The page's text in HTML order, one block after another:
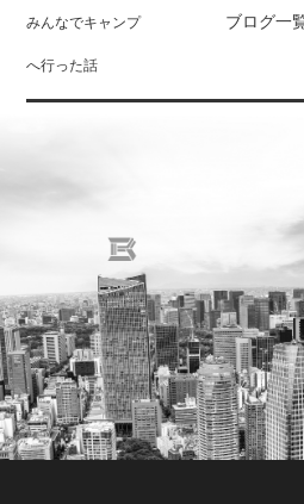
みんなでキャンプ
へ行った話
ブログ一